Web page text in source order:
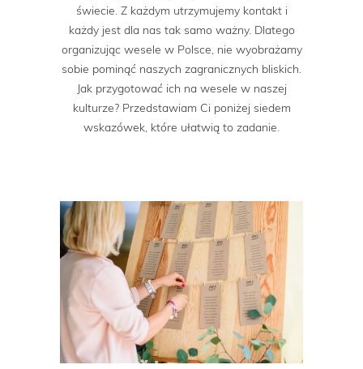
świecie. Z każdym utrzymujemy kontakt i
każdy jest dla nas tak samo ważny. Dlatego
organizując wesele w Polsce, nie wyobrażamy
sobie pominąć naszych zagranicznych bliskich.
Jak przygotować ich na wesele w naszej
kulturze? Przedstawiam Ci poniżej siedem
wskazówek, które ułatwią to zadanie.